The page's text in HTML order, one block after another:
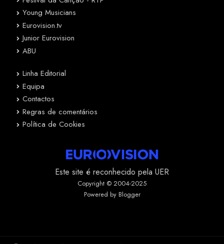
Young Musicians
Eurovision.tv
Junior Eurovision
ABU
Linha Editorial
Equipa
Contactos
Regras de comentários
Política de Cookies
Este site é reconhecido pela UER
Copyright © 2004-2025
Powered by Blogger